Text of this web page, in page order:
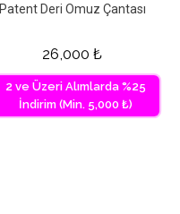
Patent Deri Omuz Çantası
26,000 ₺
2 ve Üzeri Alımlarda %25
İndirim (Min. 5,000 ₺)